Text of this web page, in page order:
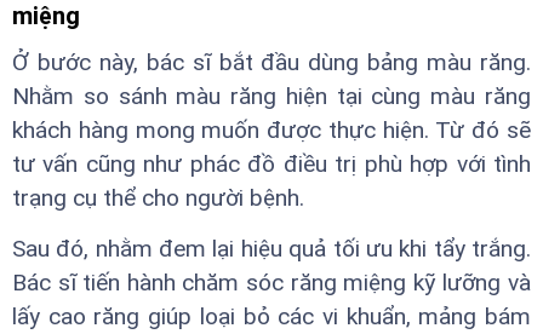
miệng
Ở bước này, bác sĩ bắt đầu dùng bảng màu răng.
Nhằm so sánh màu răng hiện tại cùng màu răng
khách hàng mong muốn được thực hiện. Từ đó sẽ
tư vấn cũng như phác đồ điều trị phù hợp với tình
trạng cụ thể cho người bệnh.
Sau đó, nhằm đem lại hiệu quả tối ưu khi tẩy trắng.
Bác sĩ tiến hành chăm sóc răng miệng kỹ lưỡng và
lấy cao răng giúp loại bỏ các vi khuẩn, mảng bám